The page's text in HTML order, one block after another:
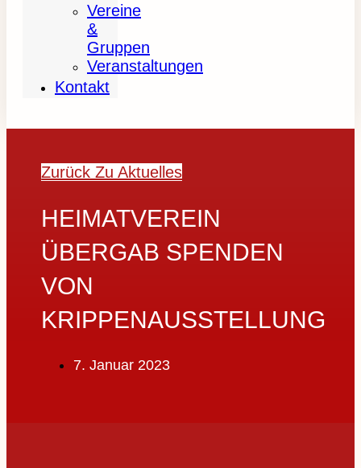
Vereine
&
Gruppen
Veranstaltungen
Kontakt
Zurück Zu Aktuelles
HEIMATVEREIN
ÜBERGAB SPENDEN
VON
KRIPPENAUSSTELLUNG
7. Januar 2023